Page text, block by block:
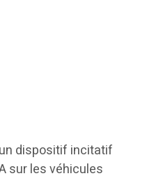
dispositif incitatif
sur les véhicules